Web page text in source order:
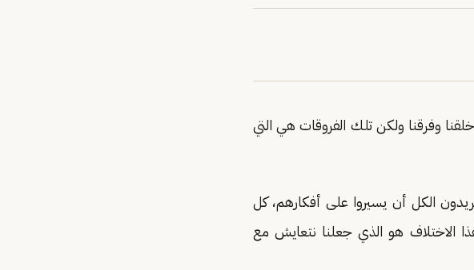
وفرقنا ولكن تلك الفروقات هي التي
الكل أن يسيروا على أفكارهم، كل
الاختلاف هو الذي جعلنا نتعايش مع